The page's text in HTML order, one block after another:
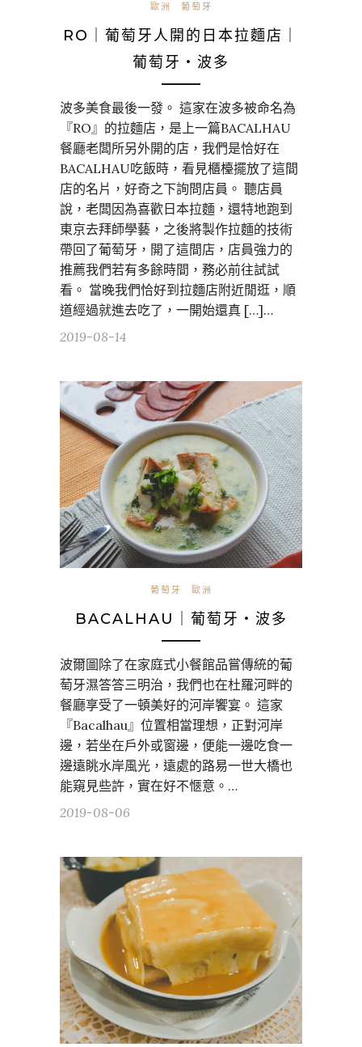
歐洲 葡萄牙
RO｜葡萄牙人開的日本拉麵店｜
葡萄牙・波多
波多美食最後一發。 這家在波多被命名為
『RO』的拉麵店，是上一篇BACALHAU
餐廳老闆所另外開的店，我們是恰好在
BACALHAU吃飯時，看見櫃檯擺放了這間
店的名片，好奇之下詢問店員。 聽店員
說，老闆因為喜歡日本拉麵，還特地跑到
東京去拜師學藝，之後將製作拉麵的技術
帶回了葡萄牙，開了這間店，店員強力的
推薦我們若有多餘時間，務必前往試試
看。 當晚我們恰好到拉麵店附近閒逛，順
道經過就進去吃了，一開始還真 […]…
2019-08-14
葡萄牙 歐洲
BACALHAU｜葡萄牙・波多
波爾圖除了在家庭式小餐館品嘗傳統的葡
萄牙濕答答三明治，我們也在杜羅河畔的
餐廳享受了一頓美好的河岸饗宴。 這家
『Bacalhau』位置相當理想，正對河岸
邊，若坐在戶外或窗邊，便能一邊吃食一
邊遠眺水岸風光，遠處的路易一世大橋也
能窺見些許，實在好不愜意。…
2019-08-06